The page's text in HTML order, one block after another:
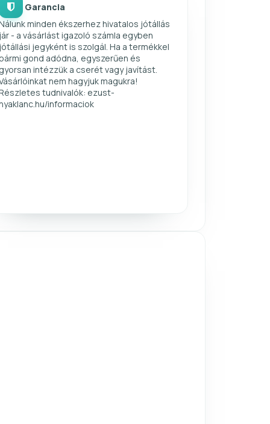
Garancia
minden ékszerhez hivatalos jótállás
- a vásárlást igazoló számla egyben
jegyként is szolgál. Ha a termékkel
gond adódna, egyszerűen és
intézzük a cserét vagy javítást.
nem hagyjuk magukra!
tudnivalók: ezust-
informaciok